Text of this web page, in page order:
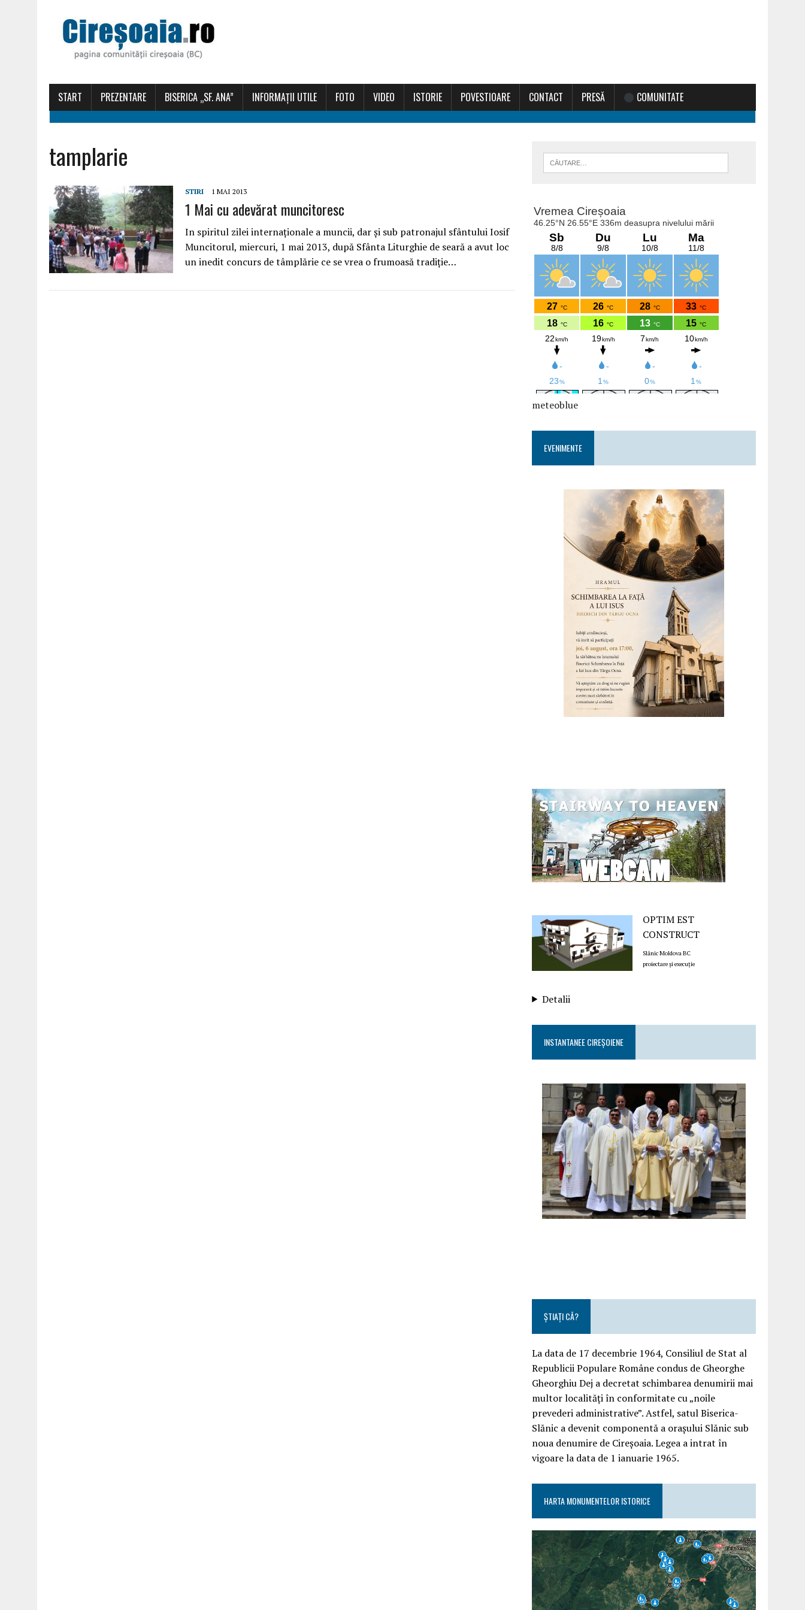
START PREZENTARE BISERICA „SF. ANA” INFORMAȚII UTILE FOTO VIDEO ISTORIE POVESTIOARE CONTACT PRESĂ COMUNITATE
tamplarie
STIRI 1 MAI 2013
1 Mai cu adevărat muncitoresc
In spiritul zilei internaționale a muncii, dar și sub patronajul sfântului Iosif
Muncitorul, miercuri, 1 mai 2013, după Sfânta Liturghie de seară a avut loc
un inedit concurs de tâmplărie ce se vrea o frumoasă tradiție…
meteoblue
EVENIMENTE
OPTIM EST
CONSTRUCT
Slănic Moldova BC
proiectare și execuție
Detalii
INSTANTANEE CIREȘOIENE
ȘTIAȚI CĂ?
La data de 17 decembrie 1964, Consiliul de Stat al
Republicii Populare Române condus de Gheorghe
Gheorghiu Dej a decretat schimbarea denumirii mai
multor localități în conformitate cu „noile
prevederi administrative”. Astfel, satul Biserica-
Slănic a devenit componentă a orașului Slănic sub
noua denumire de Cireșoaia. Legea a intrat în
vigoare la data de 1 ianuarie 1965.
HARTA MONUMENTELOR ISTORICE